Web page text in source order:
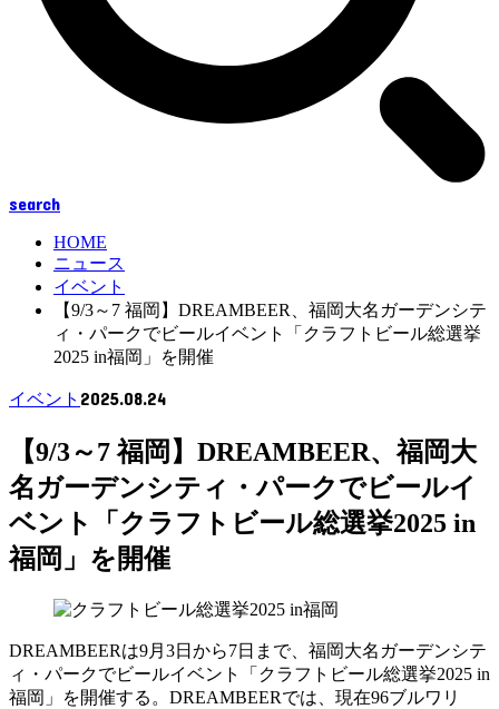
search
HOME
ニュース
イベント
【9/3～7 福岡】DREAMBEER、福岡大名ガーデンシテ
ィ・パークでビールイベント「クラフトビール総選挙
2025 in福岡」を開催
イベント 2025.08.24
【9/3～7 福岡】DREAMBEER、福岡大
名ガーデンシティ・パークでビールイ
ベント「クラフトビール総選挙2025 in
福岡」を開催
DREAMBEERは9月3日から7日まで、福岡大名ガーデンシテ
ィ・パークでビールイベント「クラフトビール総選挙2025 in
福岡」を開催する。DREAMBEERでは、現在96ブルワリ